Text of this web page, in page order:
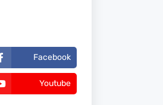
Facebook
Youtube